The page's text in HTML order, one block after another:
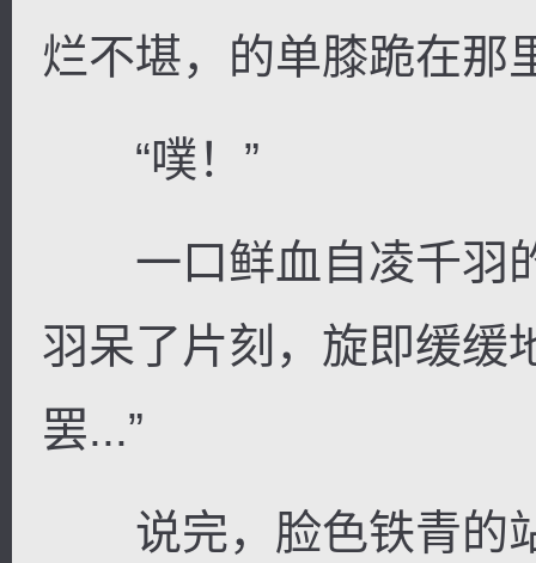
烂不堪，的单膝跪在那
“噗！”
一口鲜血自凌千羽
羽呆了片刻，旋即缓缓
罢...”
说完，脸色铁青的